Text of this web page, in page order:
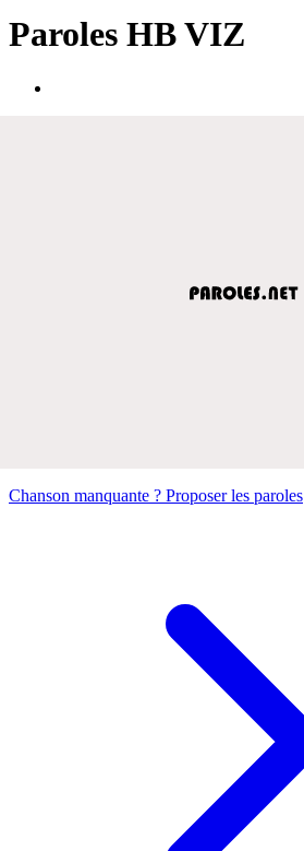
Paroles HB VIZ
Chanson manquante ? Proposer les paroles